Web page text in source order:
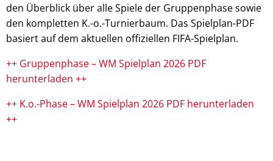
den Überblick über alle Spiele der Gruppenphase sowie
den kompletten K.-o.-Turnierbaum. Das Spielplan-PDF
basiert auf dem aktuellen offiziellen FIFA-Spielplan.
++ Gruppenphase – WM Spielplan 2026 PDF
herunterladen ++
++ K.o.-Phase – WM Spielplan 2026 PDF herunterladen
++